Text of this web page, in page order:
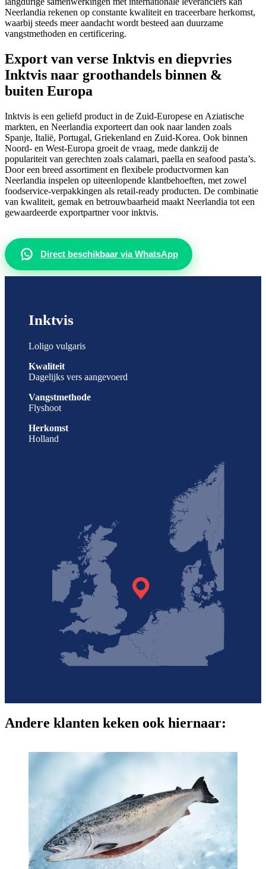
Neerlandia rekenen op constante kwaliteit en traceerbare herkomst,
waarbij steeds meer aandacht wordt besteed aan duurzame
vangstmethoden en certificering.
Export van verse Inktvis en diepvries
Inktvis naar groothandels binnen &
buiten Europa
Inktvis is een geliefd product in de Zuid-Europese en Aziatische
markten, en Neerlandia exporteert dan ook naar landen zoals
Spanje, Italië, Portugal, Griekenland en Zuid-Korea. Ook binnen
Noord- en West-Europa groeit de vraag, mede dankzij de
populariteit van gerechten zoals calamari, paella en seafood pasta’s.
Door een breed assortiment en flexibele productvormen kan
Neerlandia inspelen op uiteenlopende klantbehoeften, met zowel
foodservice-verpakkingen als retail-ready producten. De combinatie
van kwaliteit, gemak en betrouwbaarheid maakt Neerlandia tot een
gewaardeerde exportpartner voor inktvis.
Direct beschikbaar via WhatsApp
Inktvis
Loligo vulgaris
Kwaliteit
Dagelijks vers aangevoerd
Vangstmethode
Flyshoot
Herkomst
Holland
Andere klanten keken ook hiernaar: